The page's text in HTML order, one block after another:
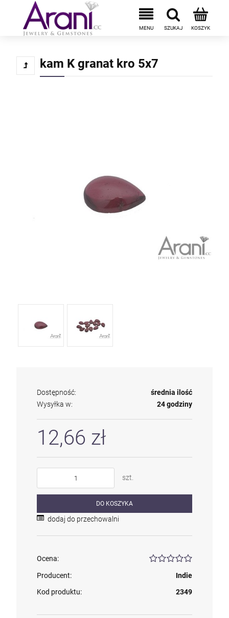
kam K granat kro 5x7
Dostępność:
średnia ilość
Wysyłka w:
24 godziny
12,66 zł
szt.
DO KOSZYKA
dodaj do przechowalni
Ocena:
Producent:
Indie
Kod produktu:
2349